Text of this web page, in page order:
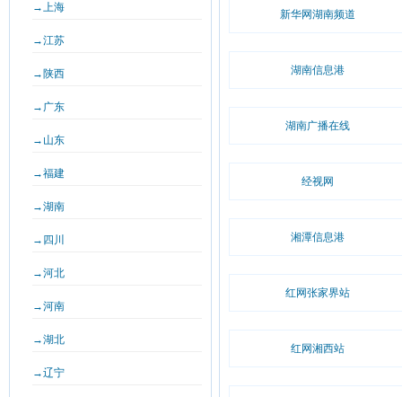
新华网湖南频道
湖南信息港
湖南广播在线
经视网
湘潭信息港
红网张家界站
红网湘西站
→上海
→江苏
→陕西
→广东
→山东
→福建
→湖南
→四川
→河北
→河南
→湖北
→辽宁